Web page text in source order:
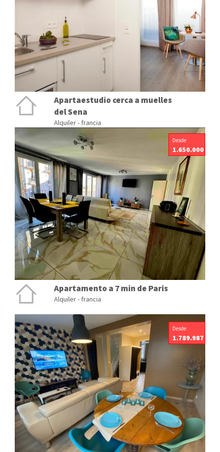
Apartaestudio cerca a muelles
del Sena
Alquiler - francia
Desde
1.650.000
Apartamento a 7 min de Paris
Alquiler - francia
Desde
1.789.987